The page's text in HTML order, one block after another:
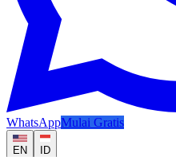
WhatsAppMulai Gratis
EN ID